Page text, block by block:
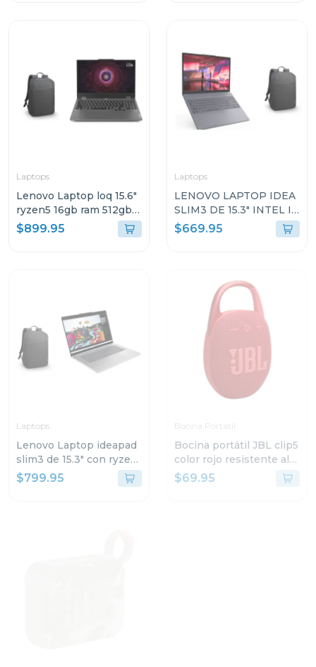
Laptops
Lenovo Laptop loq 15.6"
ryzen5 16gb ram 512gb
ssd wndows 11 home sl
gris luna arp9 + mochila
$899.95
Laptops
LENOVO LAPTOP IDEA
SLIM3 DE 15.3" INTEL I5
CON 16GB RAM Y 512GB
SSD WINDOWS 11
$669.95
Laptops
Lenovo Laptop ideapad
slim3 de 15.3" con ryzen
7 24gb ram y 512gb ssd
windows 11
$799.95
Bocina Portatil
Bocina portátil JBL clip5
color rojo resistente al
agua y polvo
$69.95